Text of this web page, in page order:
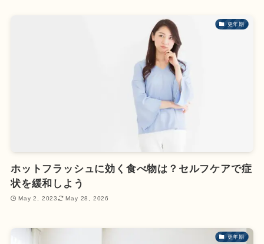
更年期
ホットフラッシュに効く食べ物は？セルフケアで症
状を緩和しよう
May 2, 2023 May 28, 2026
更年期